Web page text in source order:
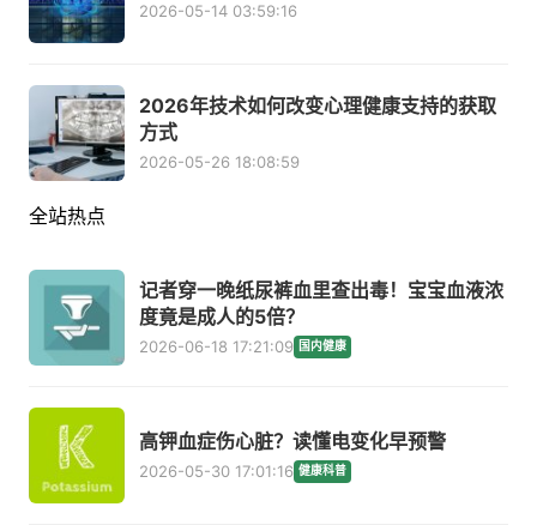
2026-05-14 03:59:16
2026年技术如何改变心理健康支持的获取
方式
2026-05-26 18:08:59
全站热点
记者穿一晚纸尿裤血里查出毒！宝宝血液浓
度竟是成人的5倍？
2026-06-18 17:21:09 国内健康
高钾血症伤心脏？读懂电变化早预警
2026-05-30 17:01:16 健康科普